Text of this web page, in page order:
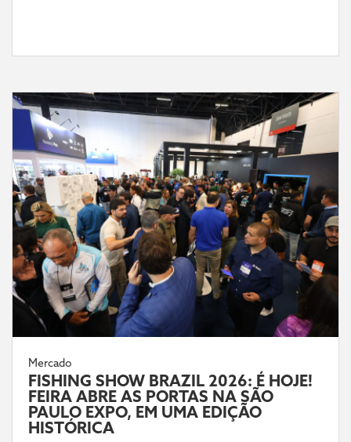
Mercado
FISHING SHOW BRAZIL 2026: É HOJE!
FEIRA ABRE AS PORTAS NA SÃO
PAULO EXPO, EM UMA EDIÇÃO
HISTÓRICA